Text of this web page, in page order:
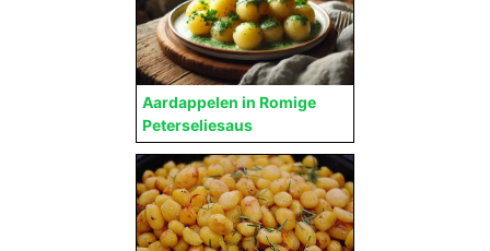
Aardappelen in Romige
Peterseliesaus